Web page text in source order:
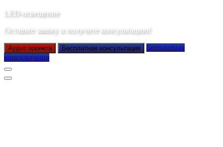
LED-освещение
Оставьте заявку и получите консультацию!
Аудит проекта Бесплатная консультация
Бесплатная
консультация